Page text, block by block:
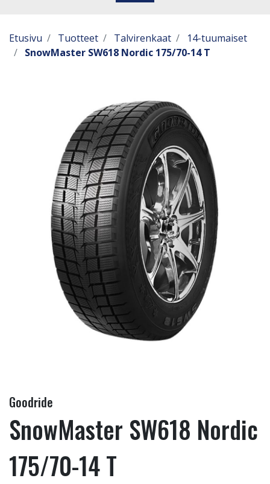
Etusivu Tuotteet Talvirenkaat
14-tuumaiset
SnowMaster SW618 Nordic 175/70-14 T
Goodride
SnowMaster SW618 Nordic
175/70-14 T